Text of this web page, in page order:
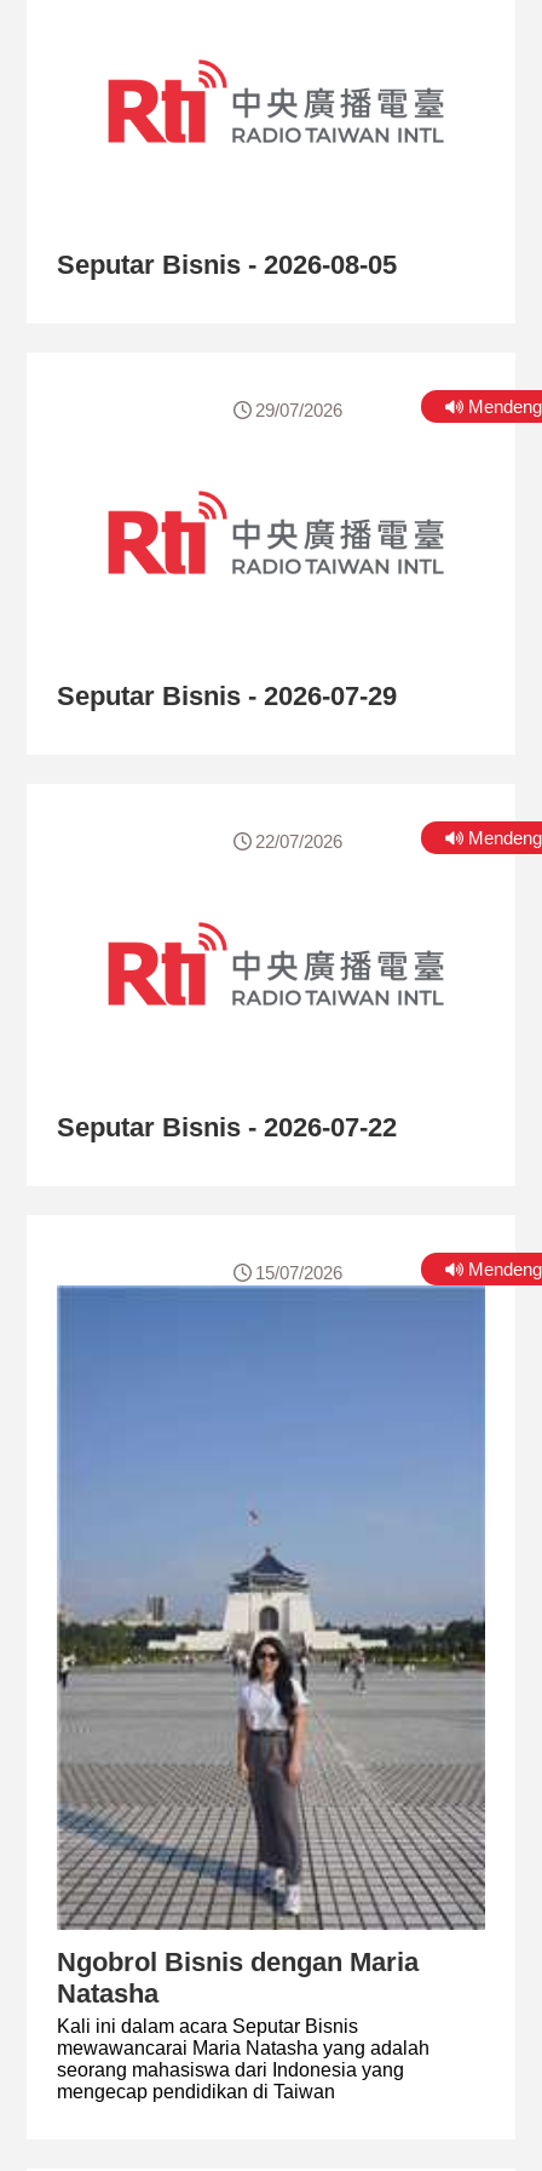
Seputar Bisnis - 2026-08-05
Seputar Bisnis - 2026-07-29
29/07/2026
Seputar Bisnis - 2026-07-22
22/07/2026
Ngobrol Bisnis dengan Maria
Natasha
Kali ini dalam acara Seputar Bisnis
mewawancarai Maria Natasha yang adalah
seorang mahasiswa dari Indonesia yang
mengecap pendidikan di Taiwan
15/07/2026